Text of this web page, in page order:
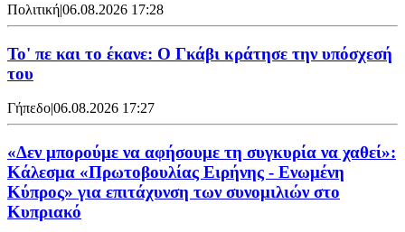
Πολιτική|06.08.2026 17:28
Το' πε και το έκανε: Ο Γκάβι κράτησε την υπόσχεσή
του
Γήπεδο|06.08.2026 17:27
«Δεν μπορούμε να αφήσουμε τη συγκυρία να χαθεί»:
Κάλεσμα «Πρωτοβουλίας Ειρήνης - Ενωμένη
Κύπρος» για επιτάχυνση των συνομιλιών στο
Κυπριακό